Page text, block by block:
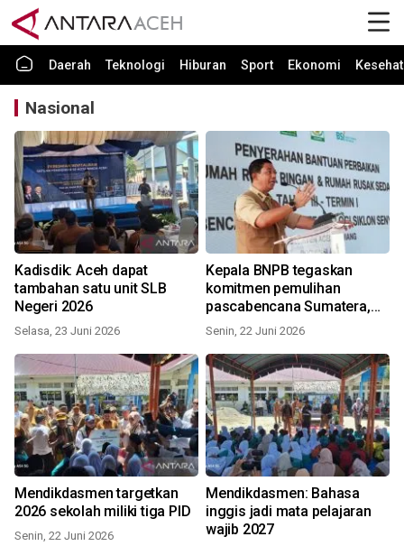
Daerah Teknologi Hiburan Sport Ekonomi
Nasional
Kadisdik: Aceh dapat
tambahan satu unit SLB
Negeri 2026
Selasa, 23 Juni 2026
Kepala BNPB tegaskan
komitmen pemulihan
pascabencana Sumatera,
huntap dipercepat
Senin, 22 Juni 2026
Mendikdasmen targetkan
2026 sekolah miliki tiga PID
Senin, 22 Juni 2026
Mendikdasmen: Bahasa
inggis jadi mata pelajaran
wajib 2027